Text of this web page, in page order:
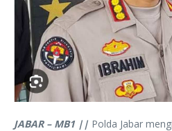
JABAR – MB1 || Polda Jabar